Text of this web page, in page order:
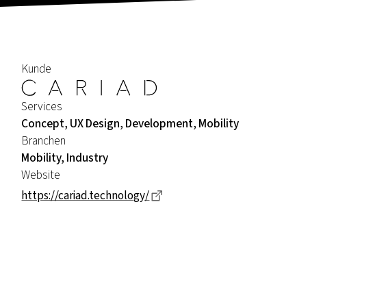
Kunde
Services
Concept, UX Design, Development, Mobility
Branchen
Mobility, Industry
Website
https://cariad.technology/